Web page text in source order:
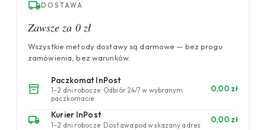
DOSTAWA
Zawsze za 0 zł
Wszystkie metody dostawy są darmowe — bez progu
zamówienia, bez warunków.
Paczkomat InPost
1–2 dni robocze · Odbiór 24/7 w wybranym
paczkomacie
0,00 zł
Kurier InPost
1–2 dni robocze · Dostawa pod wskazany adres
0,00 zł